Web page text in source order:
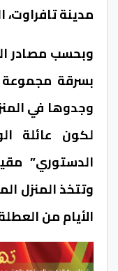
مدينة تافراوت،
وبحسب مصادر
بسرقة مجموعة
وجدوها في
لكون عائلة
الدستوري”
وتتخذ المنزل
الأيام من